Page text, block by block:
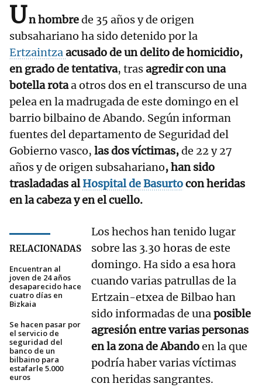
Un hombrede 35 años y de origen
subsahariano ha sido detenido por la
Ertzaintzaacusado de un delito de homicidio,
en grado de tentativa, trasagredir con una
botella rotaa otros dos en el transcurso de una
pelea en la madrugada de este domingo en el
barrio bilbaino de Abando. Según informan
fuentes del departamento de Seguridad del
Gobierno vasco, las dos víctimas,de 22 y 27
años y de origen subsahariano, han sido
trasladadas alHospital de Basurtocon heridas
en la cabeza y en el cuello.
RELACIONADAS
Encuentran al
joven de 24 años
desaparecido hace
cuatro días en
Bizkaia
Se hacen pasar por
el servicio de
seguridad del
banco de un
bilbaino para
estafarle 5.000
euros
Los hechos han tenido lugar
sobre las 3.30 horas de este
domingo. Ha sido a esa hora
cuando varias patrullas de la
Ertzain-etxea de Bilbao han
sido informadas de unaposible
agresión entre varias personas
en la zona de Abandoen la que
podría haber varias víctimas
con heridas sangrantes.